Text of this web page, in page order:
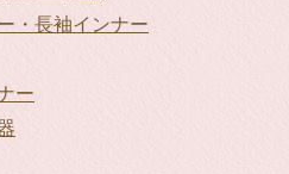
・長袖インナー
ー